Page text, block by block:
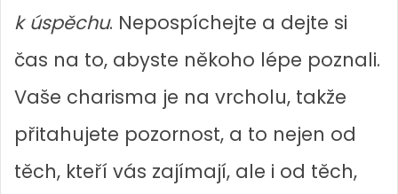
k úspěchu. Nepospíchejte a dejte si
čas na to, abyste někoho lépe poznali.
Vaše charisma je na vrcholu, takže
přitahujete pozornost, a to nejen od
těch, kteří vás zajímají, ale i od těch,